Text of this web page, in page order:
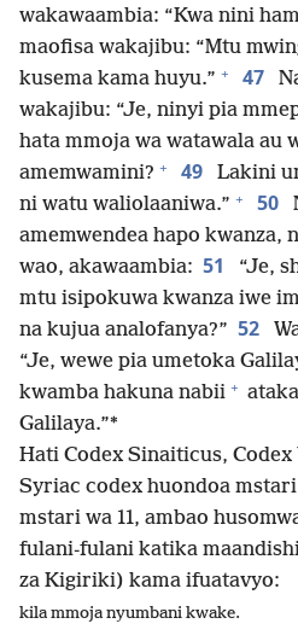
wakawaambia: “Kwa nini
maofisa wakajibu: “Mtu
kusema kama huyu.” + 47
wakajibu: “Je, ninyi pia
hata mmoja wa watawala au
amemwamini? + 49
Lakini
ni watu waliolaaniwa.” + 50
amemwendea hapo kwanza,
wao, akawaambia: 51
“Je,
mtu isipokuwa kwanza iwe
na kujua analofanya?” 52
“Je, wewe pia umetoka
kwamba hakuna nabii +
Galilaya.”*
Hati Codex Sinaiticus,
Syriac codex huondoa
mstari wa 11, ambao
fulani-fulani katika
za Kigiriki) kama ifuatavyo:
kila mmoja nyumbani kwake.